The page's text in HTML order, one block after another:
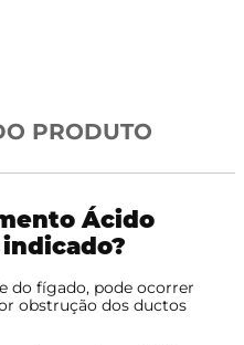
PRODUTO
Ácido
do fígado, pode ocorrer
obstrução dos ductos